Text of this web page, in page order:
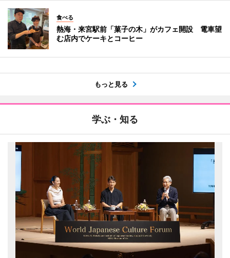
食べる
熱海・来宮駅前「菓子の木」がカフェ開設 電車望
む店内でケーキとコーヒー
もっと見る
学ぶ・知る